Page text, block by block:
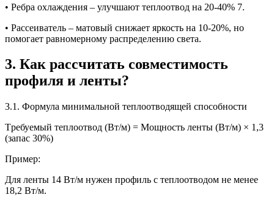
• Ребра охлаждения – улучшают теплоотвод на 20-40% 7.
• Рассеиватель – матовый снижает яркость на 10-20%, но
помогает равномерному распределению света.
3. Как рассчитать совместимость
профиля и ленты?
3.1. Формула минимальной теплоотводящей способности
Требуемый теплоотвод (Вт/м) = Мощность ленты (Вт/м) × 1,3
(запас 30%)
Пример:
Для ленты 14 Вт/м нужен профиль с теплоотводом не менее
18,2 Вт/м.